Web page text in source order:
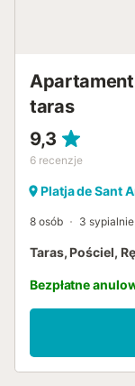
taras
9,3
6 recenzje
Platja de Sant
8 osób 3 sypialnie
Taras, Pościel,
Bezpłatne